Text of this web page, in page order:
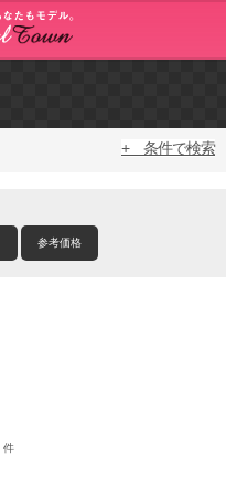
+ 条件で検索
参考価格
件